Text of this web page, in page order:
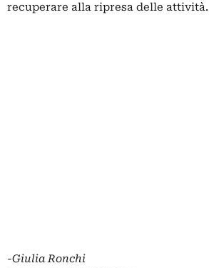
recuperare alla ripresa delle attività.
-Giulia Ronchi